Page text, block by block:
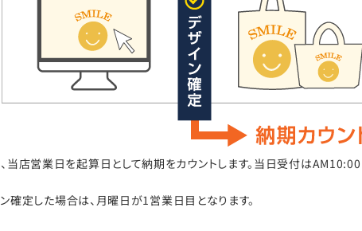
当店営業日を起算日として納期をカウントします。当日受付は
定した場合は、月曜日が1営業日目となります。